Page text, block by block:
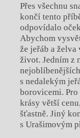
Přes všechnu
končí tento
odpovídalo
Abychom
že jeřáb a
život. Jedním z
s nedalekým
borovicemi.
krásy větší
šťastně. Jiný
s Urašimovým